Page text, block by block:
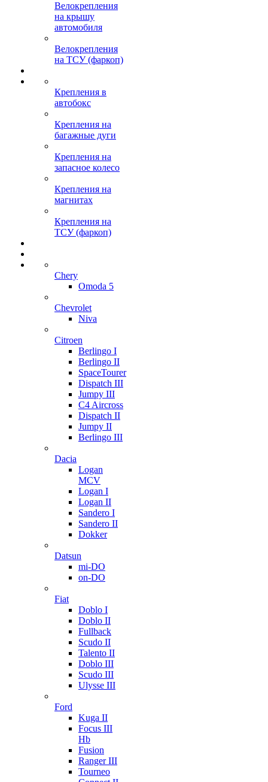
Велокрепления
на крышу
автомобиля
Велокрепления
на ТСУ (фаркоп)
Крепления в
автобокс
Крепления на
багажные дуги
Крепления на
запасное колесо
Крепления на
магнитах
Крепления на
ТСУ (фаркоп)
Chery
Omoda 5
Chevrolet
Niva
Citroen
Berlingo I
Berlingo II
SpaceTourer
Dispatch III
Jumpy III
C4 Aircross
Dispatch II
Jumpy II
Berlingo III
Dacia
Logan
MCV
Logan I
Logan II
Sandero I
Sandero II
Dokker
Datsun
mi-DO
on-DO
Fiat
Doblo I
Doblo II
Fullback
Scudo II
Talento II
Doblo III
Scudo III
Ulysse III
Ford
Kuga II
Focus III
Hb
Fusion
Ranger III
Tourneo